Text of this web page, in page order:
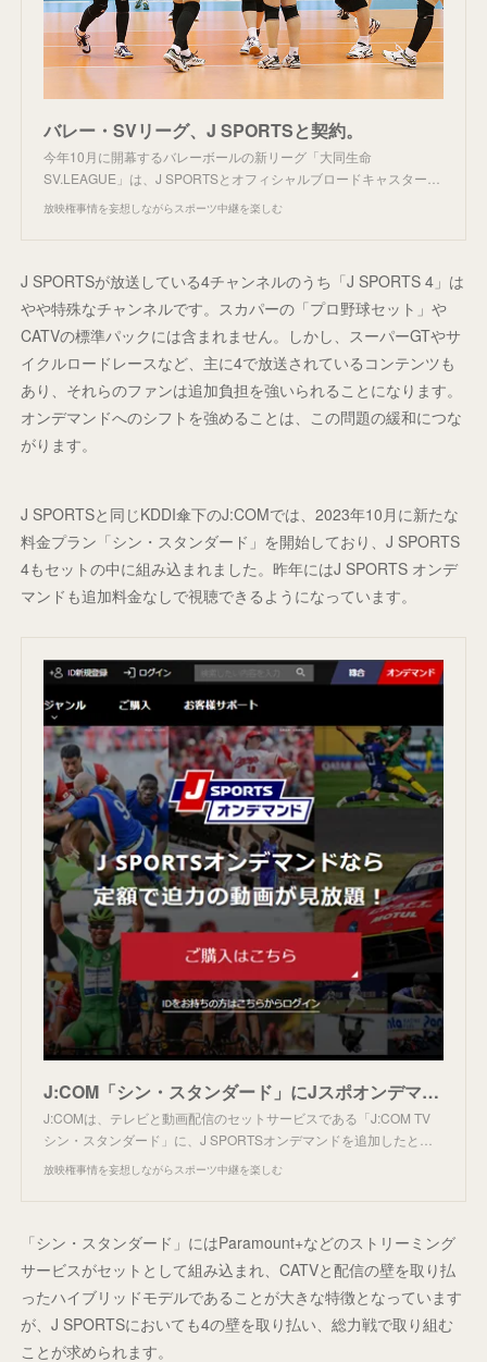
バレー・SVリーグ、J SPORTSと契約。
今年10月に開幕するバレーボールの新リーグ「大同生命
SV.LEAGUE」は、J SPORTSとオフィシャルブロードキャスター…
放映権事情を妄想しながらスポーツ中継を楽しむ
J SPORTSが放送している4チャンネルのうち「J SPORTS 4」は
やや特殊なチャンネルです。スカパーの「プロ野球セット」や
CATVの標準パックには含まれません。しかし、スーパーGTやサ
イクルロードレースなど、主に4で放送されているコンテンツも
あり、それらのファンは追加負担を強いられることになります。
オンデマンドへのシフトを強めることは、この問題の緩和につな
がります。
J SPORTSと同じKDDI傘下のJ:COMでは、2023年10月に新たな
料金プラン「シン・スタンダード」を開始しており、J SPORTS
4もセットの中に組み込まれました。昨年にはJ SPORTS オンデ
マンドも追加料金なしで視聴できるようになっています。
J:COM「シン・スタンダード」にJスポオンデマンド追加。
J:COMは、テレビと動画配信のセットサービスである「J:COM TV
シン・スタンダード」に、J SPORTSオンデマンドを追加したと…
放映権事情を妄想しながらスポーツ中継を楽しむ
「シン・スタンダード」にはParamount+などのストリーミング
サービスがセットとして組み込まれ、CATVと配信の壁を取り払
ったハイブリッドモデルであることが大きな特徴となっています
が、J SPORTSにおいても4の壁を取り払い、総力戦で取り組む
ことが求められます。